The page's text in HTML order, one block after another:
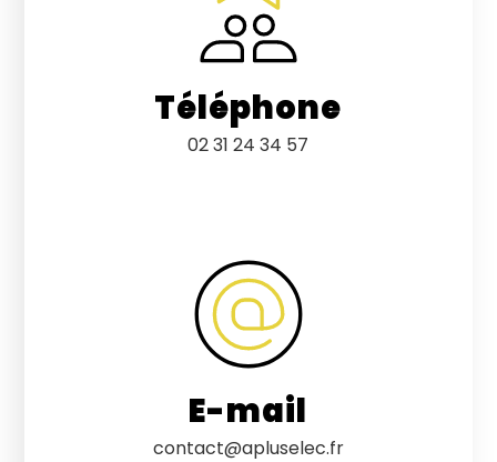
Téléphone
02 31 24 34 57
E-mail
contact@apluselec.fr